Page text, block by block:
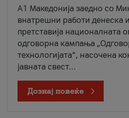
A1 Македонија заедно со
внатрешни работи денеска
претставија националната
одговорна кампања
технологијата“, насочена
јавната свест...
Дознај повеќе